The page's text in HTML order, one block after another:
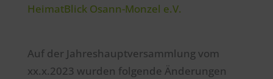
HeimatBlick Osann-Monzel e.V.
Auf der Jahreshauptversammlung vom
xx.x.2023 wurden folgende Änderungen